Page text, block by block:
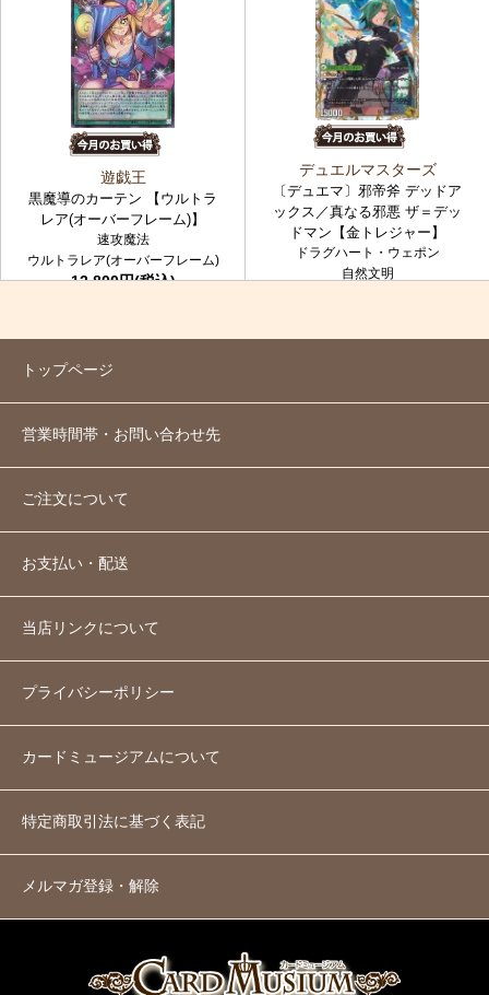
遊戯王
黒魔導のカーテン 【ウルトラ
レア(オーバーフレーム)】
速攻魔法
ウルトラレア(オーバーフレーム)
12,800円(税込)
デュエルマスターズ
〔デュエマ〕邪帝斧 デッドア
ックス／真なる邪悪 ザ＝デッ
ドマン【金トレジャー】
ドラグハート・ウェポン
自然文明
トップページ
営業時間帯・お問い合わせ先
ご注文について
お支払い・配送
当店リンクについて
プライバシーポリシー
カードミュージアムについて
特定商取引法に基づく表記
メルマガ登録・解除